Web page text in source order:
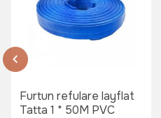
Furtun refulare layflat
Tatta 1 * 50M PVC